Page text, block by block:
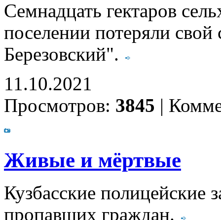
Семнадцать гектаров
поселении потеряли
Березовский".
11.10.2021
Просмотров: 3845 |
Живые и мёртвые
Кузбасские полицейские
пропавших граждан.